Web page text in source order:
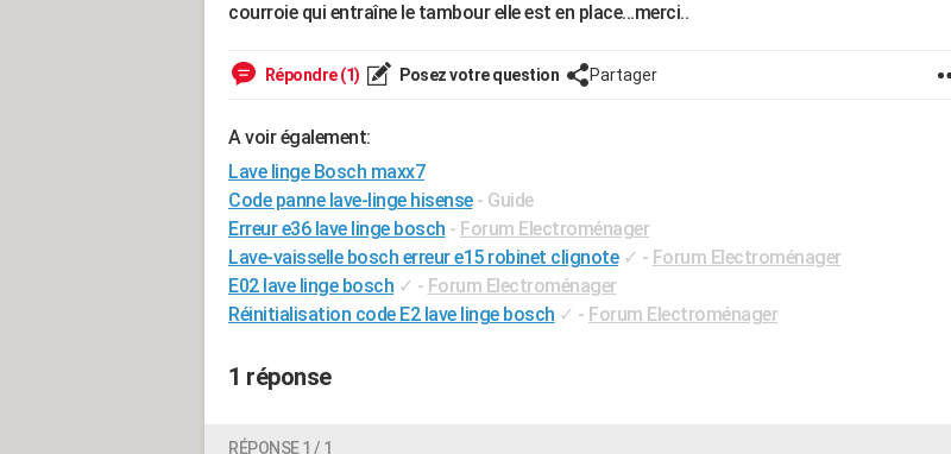
courroie qui entraîne le tambour elle est en place...merci..
Répondre (1) Posez votre question Partager
A voir également:
Lave linge Bosch maxx7
Code panne lave-linge hisense - Guide
Erreur e36 lave linge bosch - Forum Electroménager
Lave-vaisselle bosch erreur e15 robinet clignote ✓ - Forum Electroménager
E02 lave linge bosch ✓ - Forum Electroménager
Réinitialisation code E2 lave linge bosch ✓ - Forum Electroménager
1 réponse
RÉPONSE 1 / 1